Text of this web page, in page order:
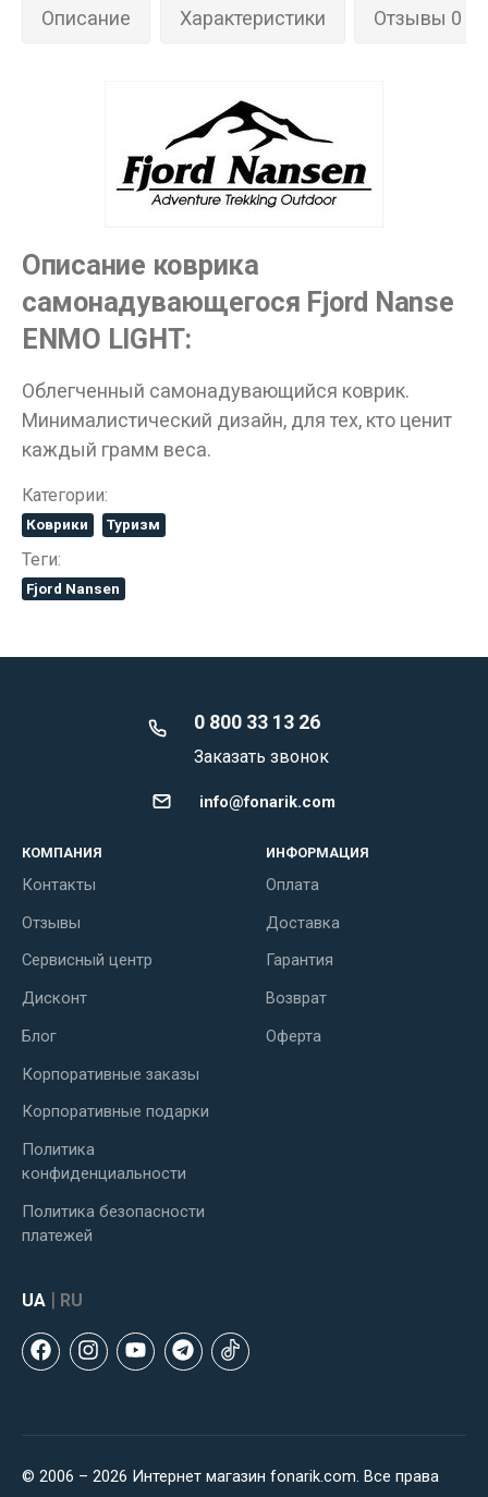
Описание Характеристики Отзывы 0
Описание коврика
самонадувающегося Fjord Nanse
ENMO LIGHT:
Облегченный самонадувающийся коврик.
Минималистический дизайн, для тех, кто ценит
каждый грамм веса.
Категории:
Коврики Туризм
Теги:
Fjord Nansen
0 800 33 13 26
Заказать звонок
info@fonarik.com
КОМПАНИЯ
Контакты
Отзывы
Сервисный центр
Дисконт
Блог
Корпоративные заказы
Корпоративные подарки
Политика
конфиденциальности
Политика безопасности
платежей
ИНФОРМАЦИЯ
Оплата
Доставка
Гарантия
Возврат
Оферта
UA | RU
© 2006 – 2026 Интернет магазин fonarik.com. Все права
Данные товары продаются лицам,
ДА НЕТ